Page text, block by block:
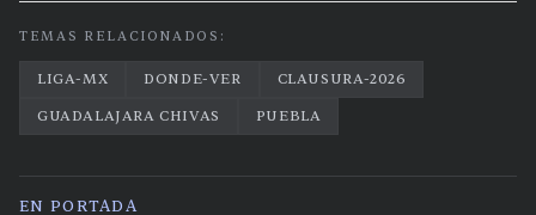
TEMAS RELACIONADOS:
LIGA-MX DONDE-VER
CLAUSURA-2026
GUADALAJARA CHIVAS
PUEBLA
EN PORTADA